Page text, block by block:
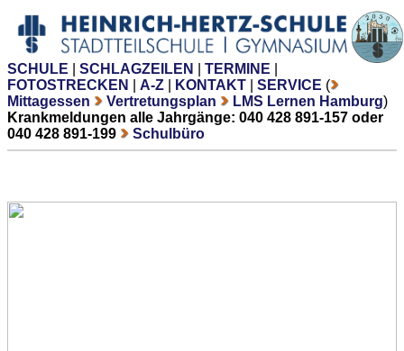
SCHULE SCHLAGZEILEN TERMINE
FOTOSTRECKEN
A-Z KONTAKT SERVICE (
Mittagessen
Vertretungsplan LMS Lernen Hamburg)
Krankmeldungen alle Jahrgänge: 040 428 891-157 oder
040 428 891-199
Schulbüro